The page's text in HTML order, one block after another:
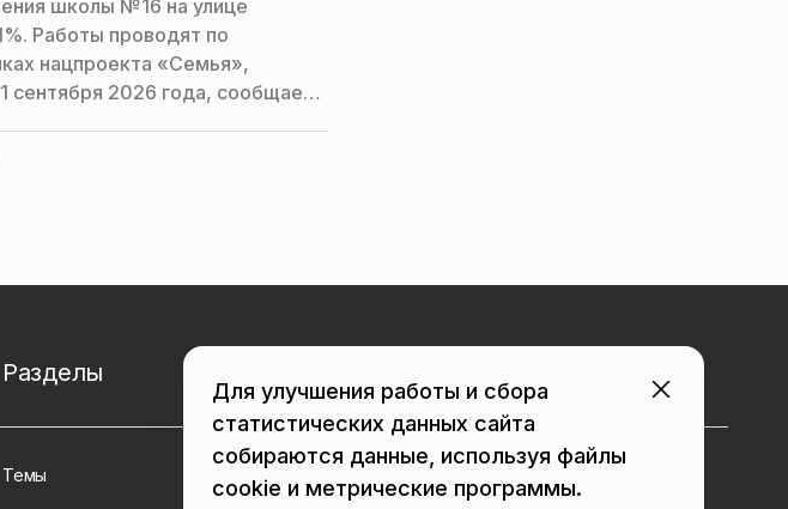
школы №16 на улице
Работы проводят по
нацпроекта «Семья»,
сентября 2026 года, сообщает
Разделы
Темы в Подольске в Люберцах
Для улучшения работы и сбора
статистических данных сайта
собираются данные, используя файлы
cookie и метрические программы.